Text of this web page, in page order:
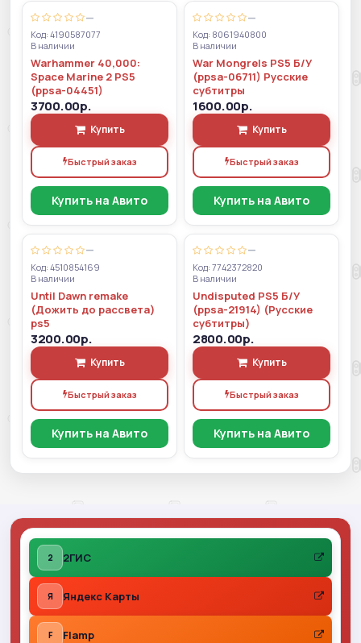
—
Код: 4190587077
В наличии
Warhammer 40,000:
Space Marine 2 PS5
(ppsa-04451)
3700.00р.
Купить
Быстрый заказ
Купить на Авито
—
Код: 8061940800
В наличии
War Mongrels PS5 Б/У
(ppsa-06711) Русские
субтитры
1600.00р.
Купить
Быстрый заказ
Купить на Авито
—
Код: 4510854169
В наличии
Until Dawn remake
(Дожить до рассвета)
ps5
3200.00р.
Купить
Быстрый заказ
Купить на Авито
—
Код: 7742372820
В наличии
Undisputed PS5 Б/У
(ppsa-21914) (Русские
субтитры)
2800.00р.
Купить
Быстрый заказ
Купить на Авито
2 2ГИС
Я Яндекс Карты
F Flamp